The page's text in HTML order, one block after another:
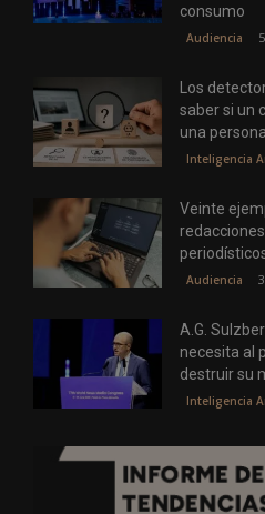
consumo
Audiencia
Los
saber si un
una persona
Inteligencia
Veinte
Audiencia
A.G.
necesita al
destruir su
Inteligencia